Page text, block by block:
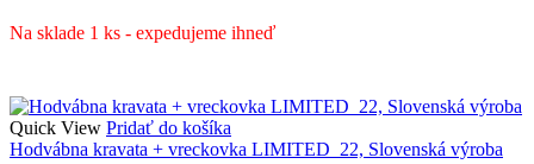
Na sklade 1 ks - expedujeme ihneď
Quick View Pridať do košíka
Hodvábna kravata + vreckovka LIMITED_22, Slovenská výroba